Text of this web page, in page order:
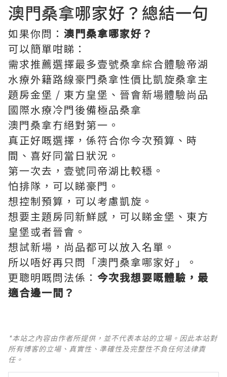
澳門桑拿哪家好？總結一句
如果你問： 澳門桑拿哪家好？
可以簡單咁睇：
需求推薦選擇最多壹號桑拿綜合體驗帝湖
水療外籍路線豪門桑拿性價比凱旋桑拿主
題房金堡 / 東方皇堡、晉會新場體驗尚品
國際水療冷門後備極品桑拿
澳門桑拿冇絕對第一。
真正好嘅選擇，係符合你今次預算、時
間、喜好同當日狀況。
第一次去，壹號同帝湖比較穩。
怕排隊，可以睇豪門。
想控制預算，可以考慮凱旋。
想要主題房同新鮮感，可以睇金堡、東方
皇堡或者晉會。
想試新場，尚品都可以放入名單。
所以唔好再只問「澳門桑拿哪家好」。
更聰明嘅問法係： 今次我想要嘅體驗，最
適合邊一間？
*本站之內容由作者所提供，並不代表本站的立場。因此本站對
所有博客的立場、真實性、準確性及完整性不負任何法律責
任。